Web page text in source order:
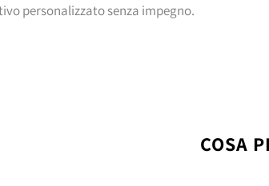
personalizzato senza impegno.
COSA